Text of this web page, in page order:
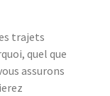
trajets
quel que
assurons